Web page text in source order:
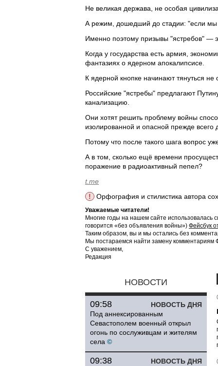
Не великая держава, не особая
А режим, дошедший до стадии: "если мы
Именно поэтому призывы "ястребов" —
Когда у государства есть армия,
фантазиях о ядерном апокалипсисе.
К ядерной кнопке начинают тянуться не
Российские "ястребы" предлагают
канализацию.
Они хотят решить проблему войны
изолированной и опасной прежде всего
Потому что после такого шага вопрос
А в том, сколько ещё времени
поражение в радиоактивный пепел?
t.me
!
Орфография и стилистика автора
Уважаемые читатели!
Многие годы на нашем сайте использовалась
говорится «без объявления войны») Фейсбук
Таким образом, вы и мы остались без
Мы постараемся найти замену комментариям
С уважением,
Редакция
НОВОСТИ
НОВОСТЬ ДНЯ
09:58
Под аннексированным
Севастополем военный открыл
огонь по сослуживцам и жителям
села ©
НОВОСТЬ ДНЯ
09:38